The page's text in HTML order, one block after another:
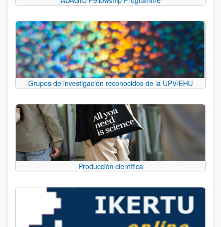
Grupos de investigación reconocidos de la UPV/EHU
Producción científica